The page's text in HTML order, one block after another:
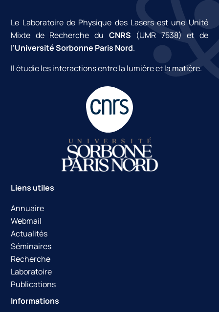
Le Laboratoire de Physique des Lasers est une Unité
Mixte de Recherche du CNRS (UMR 7538) et de
l’Université Sorbonne Paris Nord.
Il étudie les interactions entre la lumière et la matière.
Liens utiles
Annuaire
Webmail
Actualités
Séminaires
Recherche
Laboratoire
Publications
Informations